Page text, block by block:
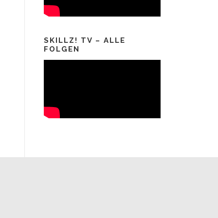
SKILLZ! TV – ALLE
FOLGEN